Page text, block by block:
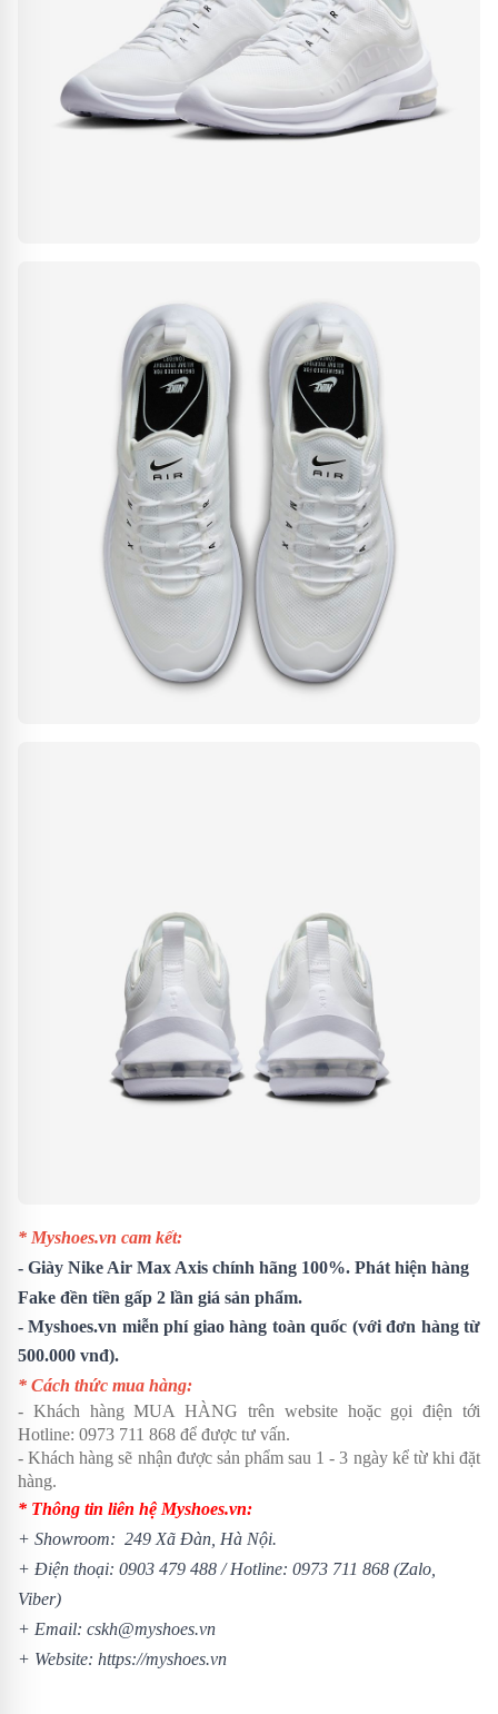
* Myshoes.vn cam kết:
- Giày Nike Air Max Axis chính hãng 100%. Phát hiện hàng
Fake đền tiền gấp 2 lần giá sản phẩm.
- Myshoes.vn miễn phí giao hàng toàn quốc (với đơn hàng từ
500.000 vnđ).
* Cách thức mua hàng:
- Khách hàng MUA HÀNG trên website hoặc gọi điện tới
Hotline: 0973 711 868 để được tư vấn.
- Khách hàng sẽ nhận được sản phẩm sau 1 - 3 ngày kể từ khi đặt
hàng.
* Thông tin liên hệ Myshoes.vn:
+ Showroom: 249 Xã Đàn, Hà Nội.
+ Điện thoại: 0903 479 488 /Hotline: 0973 711 868 (Zalo,
Viber)
+ Email: cskh@myshoes.vn
+ Website: https://myshoes.vn